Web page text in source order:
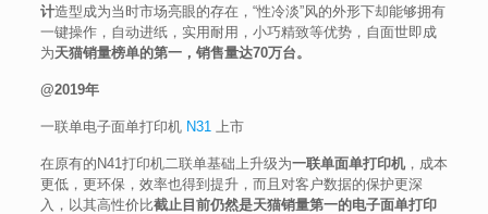
计造型成为当时市场亮眼的存在，“性冷淡”风的外形下却能够拥有
一键操作，自动进纸，实用耐用，小巧精致等优势，自面世即成
为天猫销量榜单的第一，销售量达70万台。
@2019年
一联单电子面单打印机 N31 上市
在原有的N41打印机二联单基础上升级为一联单面单打印机，成本
更低，更环保，效率也得到提升，而且对客户数据的保护更深
入，以其高性价比截止目前仍然是天猫销量第一的电子面单打印